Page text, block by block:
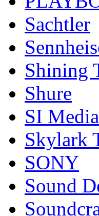
Sachtler
Shining
Shure
SI Media
Skylark
SONY
Sound